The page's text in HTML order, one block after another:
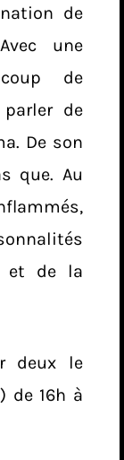
de
une
de
de
De son
que. Au
et de la
deux le
de 16h à